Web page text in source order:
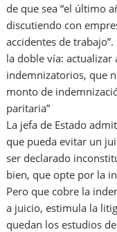
de que sea “el último
discutiendo con
accidentes de
la doble vía:
indemnizatorios, que
monto de
paritaria”
La jefa de Estado
que pueda evitar un
ser declarado
bien, que opte por la
Pero que cobre la
a juicio, estimula la
quedan los estudios